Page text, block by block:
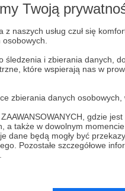
Twoją
naszych usług czuł się
i zbierania danych,
które wspierają nas w
danych osobowych,
gdzie
także w dowolnym
dane będą mogły być
Pozostałe szczegółowe
od Patronów. Im
zajęć - z których
to dla mnie jedynie
przez cały rok,
wsparciu Patronów z
w pracę, w której to
czymś absolutnie
i traktować to jako